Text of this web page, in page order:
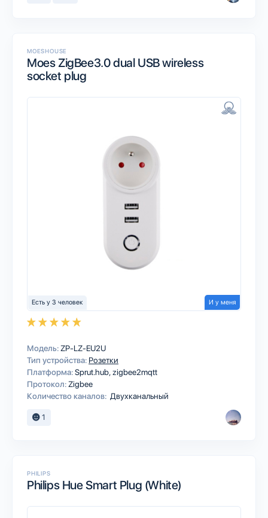
MOESHOUSE
Moes ZigBee3.0 dual USB wireless
socket plug
Есть у 3 человек И у меня
Модель: ZP-LZ-EU2U
Тип устройства: Розетки
Платформа:Sprut.hubzigbee2mqtt
Протокол: Zigbee
Количество каналов: Двухканальный
1
PHILIPS
Philips Hue Smart Plug (White)